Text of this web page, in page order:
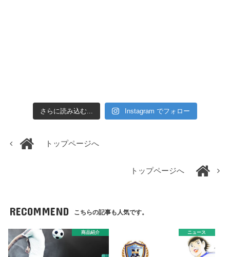
さらに読み込む... Instagram でフォロー
トップページへ
トップページへ
RECOMMEND こちらの記事も人気です。
商品紹介 ニュース